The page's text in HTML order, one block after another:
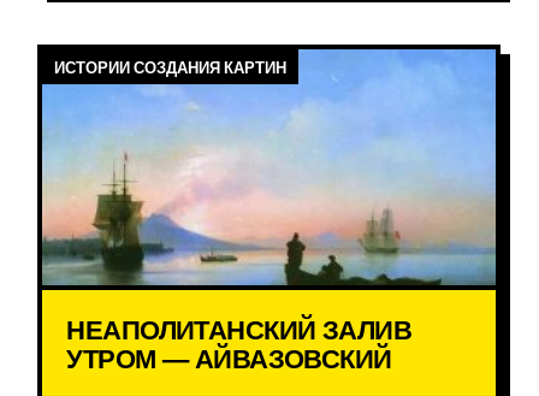
ИСТОРИИ СОЗДАНИЯ КАРТИН
НЕАПОЛИТАНСКИЙ ЗАЛИВ
УТРОМ — АЙВАЗОВСКИЙ